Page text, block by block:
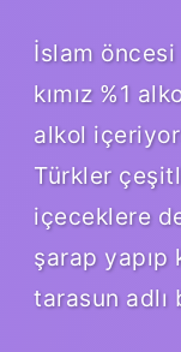
İslam
kımız %1
alkol
Türkler
içeceklere
şarap yapıp
tarasun adlı